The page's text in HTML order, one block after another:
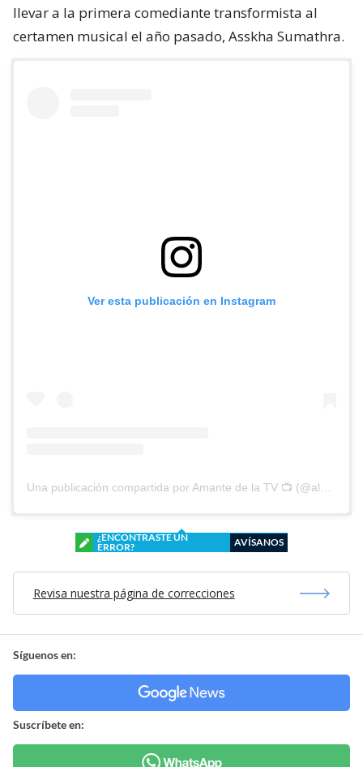
llevar a la primera comediante transformista al
certamen musical el año pasado, Asskha Sumathra.
Ver esta publicación en Instagram
Una publicación compartida por Amante de la TV 📺 (@alguien_te_observa)
¿ENCONTRASTE UN
ERROR?
AVÍSANOS
Revisa nuestra página de correcciones
Síguenos en:
Suscríbete en: